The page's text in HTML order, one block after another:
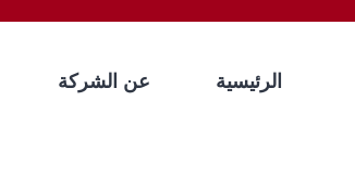
عن الشركة الرئيسية